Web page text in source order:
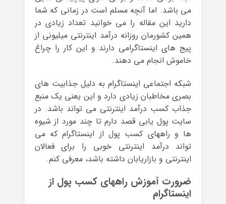
می باشد. اما آنچه مسلم است در زمانی که شما
دارید این مقاله را می خوانید تعداد زیادی در
همین کشورمان روزانه درآمد اینترنتی میلیونی از
پیج های اینستاگرامی دارند و این کار را چراغ
خاموش انجام می دهند.
شبکه اجتماعی اینستاگرام به دلیل جذابیت های
بصری مخاطبان زیادی دارد و این یعنی یک منبع
جذاب کسب درآمد اینترنتی می تواند باشد. در
سایت پول یابی قصد دارم تا چند مورد از شیوه
ها و راههای کسب پول از اینستاگرام که می
تواند درآمد اینترنتی خوبی را برای فعالان
اینترنتی و بازاریابان داشته باشد، معرفی کنم.
ضرورت آموزش راههای کسب پول از
اینستاگرام